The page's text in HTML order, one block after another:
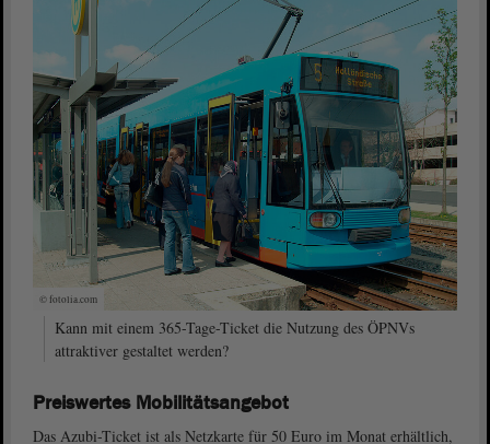
© fotolia.com
Kann mit einem 365-Tage-Ticket die Nutzung des ÖPNVs
attraktiver gestaltet werden?
Preiswertes Mobilitätsangebot
Das Azubi-Ticket ist als Netzkarte für 50 Euro im Monat erhältlich,